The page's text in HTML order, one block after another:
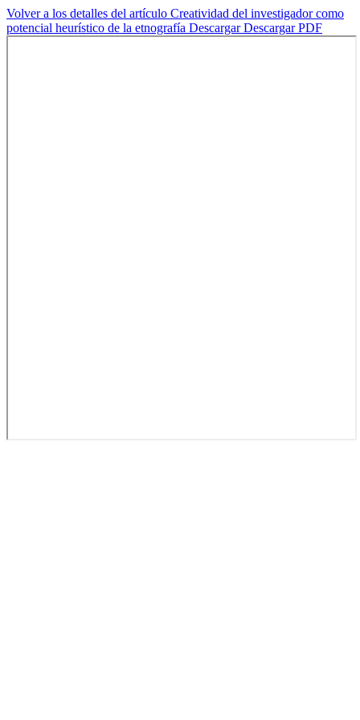
Volver a los detalles del artículo Creatividad del investigador como
potencial heurístico de la etnografía DescargarDescargar PDF